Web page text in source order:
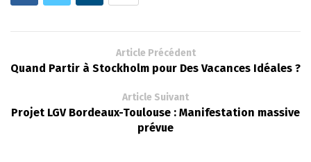
Article Précédent
Quand Partir à Stockholm pour Des Vacances Idéales ?
Article Suivant
Projet LGV Bordeaux-Toulouse : Manifestation massive
prévue